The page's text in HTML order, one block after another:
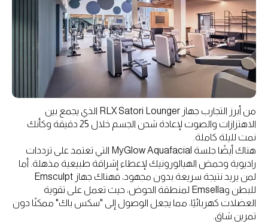
من أبرز التجارب جهاز RLX Satori Lounger الذي يجمع بين
الاهتزازات والصوت لإعادة شحن الجسم خلال 25 دقيقة وكأنك
نمت لليلة كاملة.
هناك أيضًا جلسة MyGlow Aquafacial التي تعتمد على ترددات
راديوية وحمض الهيالورونيك لإعطاء إشراقة طبيعية مذهلة. أما
لمن يريد نتيجة سريعة بدون مجهود، فهناك جهاز Emsculpt
للبطن وEmsella لمنطقة الحوض، حيث تعمل على تقوية
العضلات كهربائيًا، مما يجعل الوصول إلى "سكس باك" ممكنًا دون
تمرين شاق.